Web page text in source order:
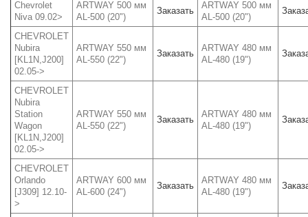
Chevrolet
Niva 09.02>
ARTWAY 500 мм
AL-500 (20")
Заказать
ARTWAY 500 мм
AL-500 (20")
CHEVROLET
Nubira
[KL1N,J200]
02.05->
ARTWAY 550 мм
AL-550 (22")
Заказать
ARTWAY 480 мм
AL-480 (19")
CHEVROLET
Nubira
Station
Wagon
[KL1N,J200]
02.05->
ARTWAY 550 мм
AL-550 (22")
Заказать
ARTWAY 480 мм
AL-480 (19")
CHEVROLET
Orlando
[J309] 12.10-
>
ARTWAY 600 мм
AL-600 (24")
Заказать
ARTWAY 480 мм
AL-480 (19")